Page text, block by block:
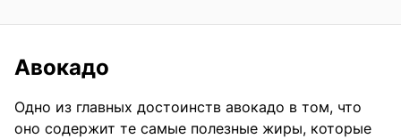
Авокадо
Одно из главных достоинств авокадо в том, что
оно содержит те самые полезные жиры, которые